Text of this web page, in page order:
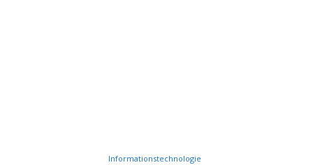
Informationstechnologie